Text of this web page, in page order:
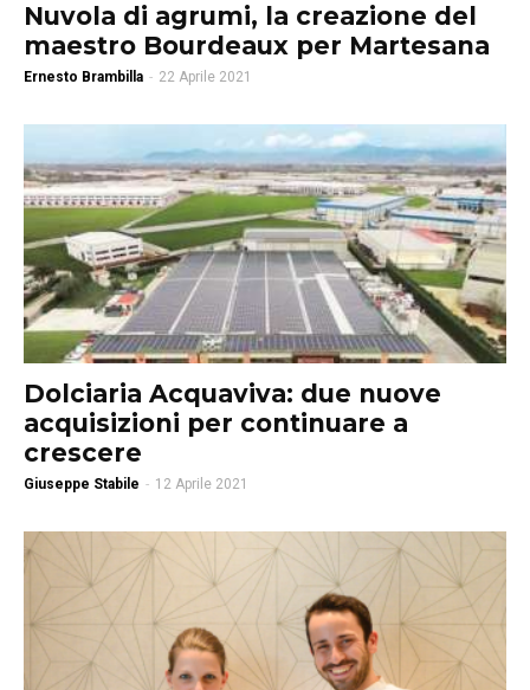
Nuvola di agrumi, la creazione del
maestro Bourdeaux per Martesana
Ernesto Brambilla - 22 Aprile 2021
Dolciaria Acquaviva: due nuove
acquisizioni per continuare a
crescere
Giuseppe Stabile - 12 Aprile 2021